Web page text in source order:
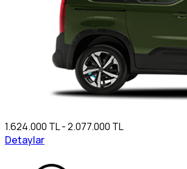
1.624.000 TL - 2.077.000 TL
Detaylar